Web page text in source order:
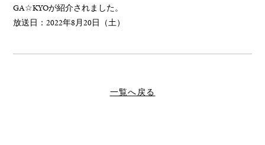
GA☆KYOが紹介されました。
放送日：2022年8月20日（土）
一覧へ戻る